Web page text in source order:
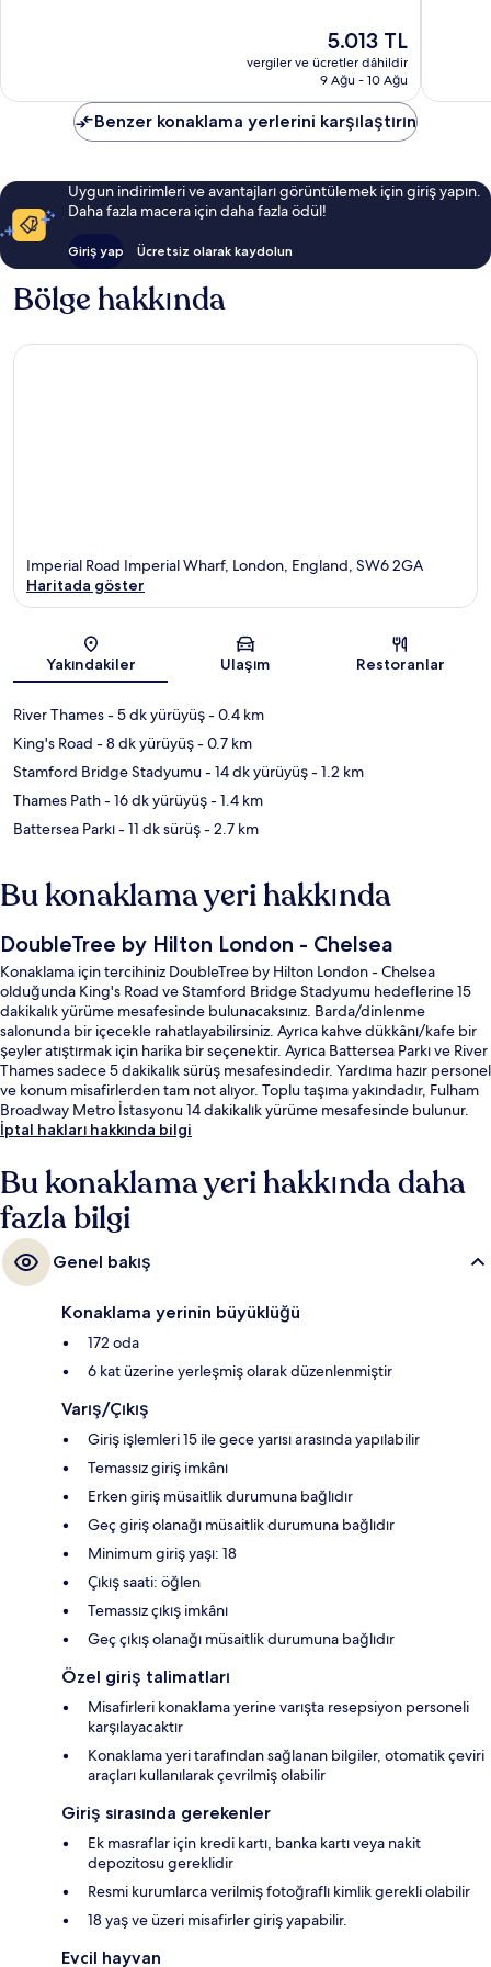
Güncel
fiyat:
5.013 TL
5.013 TL
vergiler ve ücretler dâhildir
9 Ağu - 10 Ağu
Benzer konaklama yerlerini karşılaştırın
Uygun indirimleri ve avantajları görüntülemek için giriş yapın.
Daha fazla macera için daha fazla ödül!
Giriş yap Ücretsiz olarak kaydolun
Bölge hakkında
Harita
Imperial Road Imperial Wharf, London, England, SW6 2GA
Haritada göster
Yakındakiler Ulaşım Restoranlar
River Thames- 5 dk yürüyüş- 0.4 km
King's Road - 8 dk yürüyüş- 0.7 km
Stamford Bridge Stadyumu- 14 dk yürüyüş- 1.2 km
Thames Path- 16 dk yürüyüş- 1.4 km
Battersea Parkı- 11 dk sürüş- 2.7 km
Bu konaklama yeri hakkında
DoubleTree by Hilton London - Chelsea
Konaklama için tercihiniz DoubleTree by Hilton London - Chelsea
olduğunda King's Road ve Stamford Bridge Stadyumu hedeflerine 15
dakikalık yürüme mesafesinde bulunacaksınız. Barda/dinlenme
salonunda bir içecekle rahatlayabilirsiniz. Ayrıca kahve dükkânı/kafe bir
şeyler atıştırmak için harika bir seçenektir. Ayrıca Battersea Parkı ve River
Thames sadece 5 dakikalık sürüş mesafesindedir. Yardıma hazır personel
ve konum misafirlerden tam not alıyor. Toplu taşıma yakındadır, Fulham
Broadway Metro İstasyonu 14 dakikalık yürüme mesafesinde bulunur.
İptal hakları hakkında bilgi
Bu konaklama yeri hakkında daha
fazla bilgi
Genel bakış
Konaklama yerinin büyüklüğü
172 oda
6 kat üzerine yerleşmiş olarak düzenlenmiştir
Varış/Çıkış
Giriş işlemleri 15 ile gece yarısı arasında yapılabilir
Temassız giriş imkânı
Erken giriş müsaitlik durumuna bağlıdır
Geç giriş olanağı müsaitlik durumuna bağlıdır
Minimum giriş yaşı: 18
Çıkış saati: öğlen
Temassız çıkış imkânı
Geç çıkış olanağı müsaitlik durumuna bağlıdır
Özel giriş talimatları
Misafirleri konaklama yerine varışta resepsiyon personeli
karşılayacaktır
Konaklama yeri tarafından sağlanan bilgiler, otomatik çeviri
araçları kullanılarak çevrilmiş olabilir
Giriş sırasında gerekenler
Ek masraflar için kredi kartı, banka kartı veya nakit
depozitosu gereklidir
Resmi kurumlarca verilmiş fotoğraflı kimlik gerekli olabilir
18 yaş ve üzeri misafirler giriş yapabilir.
Evcil hayvan